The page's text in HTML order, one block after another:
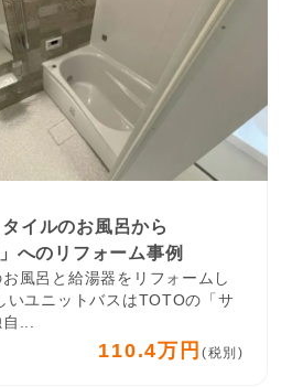
イルのお風呂から
へのリフォーム事例
風呂と給湯器をリフォームし
いユニットバスはTOTOの「サ
自...
110.4万円 (税別)